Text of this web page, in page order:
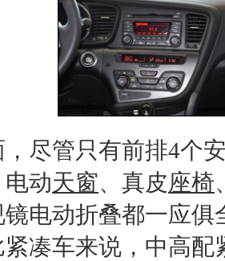
管只有前排4个安
动天窗、真皮座椅
镜电动折叠都一应
凑车来说，中高配